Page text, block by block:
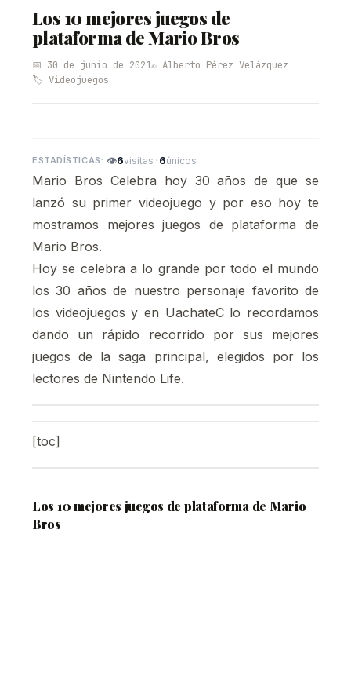
Los 10 mejores juegos de
plataforma de Mario Bros
📅 30 de junio de 2021✍️ Alberto Pérez Velázquez
🏷️ Videojuegos
👁6visitas · 6únicos
Mario Bros Celebra hoy 30 años de que se
lanzó su primer videojuego y por eso hoy te
mostramos mejores juegos de plataforma de
Mario Bros.
Hoy se celebra a lo grande por todo el mundo
los 30 años de nuestro personaje favorito de
los videojuegos y en UachateC lo recordamos
dando un rápido recorrido por sus mejores
juegos de la saga principal, elegidos por los
lectores de Nintendo Life.
[toc]
Los 10 mejores juegos de plataforma de Mario
Bros